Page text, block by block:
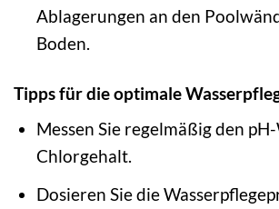
Ablagerungen an den
Boden.
Tipps für die optimale
Messen Sie regelmäßig den
Chlorgehalt.
Dosieren Sie die